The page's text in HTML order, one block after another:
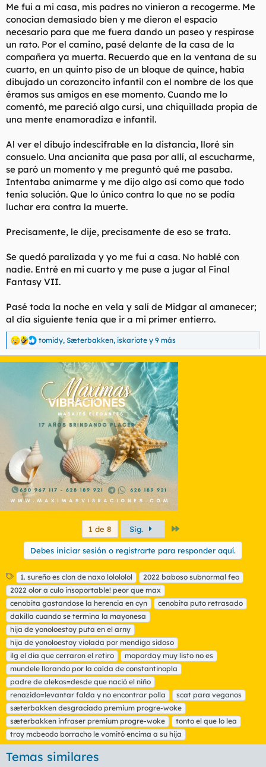
Me fui a mi casa, mis padres no vinieron a recogerme. Me
conocían demasiado bien y me dieron el espacio
necesario para que me fuera dando un paseo y respirase
un rato. Por el camino, pasé delante de la casa de la
compañera ya muerta. Recuerdo que en la ventana de su
cuarto, en un quinto piso de un bloque de quince, había
dibujado un corazoncito infantil con el nombre de los que
éramos sus amigos en ese momento. Cuando me lo
comentó, me pareció algo cursi, una chiquillada propia de
una mente enamoradiza e infantil.
Al ver el dibujo indescifrable en la distancia, lloré sin
consuelo. Una ancianita que pasa por allí, al escucharme,
se paró un momento y me preguntó qué me pasaba.
Intentaba animarme y me dijo algo así como que todo
tenía solución. Que lo único contra lo que no se podía
luchar era contra la muerte.
Precisamente, le dije, precisamente de eso se trata.
Se quedó paralizada y yo me fui a casa. No hablé con
nadie. Entré en mi cuarto y me puse a jugar al Final
Fantasy VII.
Pasé toda la noche en vela y salí de Midgar al amanecer;
al día siguiente tenía que ir a mi primer entierro.
R
e
a
tomidy, Sæterbakken, iskariote y 9 más
1 de 8 Sig.
Debes iniciar sesión o registrarte para responder aquí.
E
t
i
q
u
e
t
a
s
1. sureño es clon de naxo lolololol
2022 baboso subnormal feo
2022 olor a culo insoportable! peor que max
cenobita gastandose la herencia en cyn
cenobita puto retrasado
dakilla cuando se termina la mayonesa
hija de yonoloestoy puta en el arny
hija de yonoloestoy violada por mendigo sidoso
ilg el dia que cerraron el retiro
moporday muy listo no es
mundele llorando por la caída de constantinopla
padre de alekos=desde que nació el niño
renazido=levantar falda y no encontrar polla
scat para veganos
sæterbakken desgraciado premium progre-woke
sæterbakken infraser premium progre-woke
tonto el que lo lea
troy mcbeodo borracho le vomitó encima a su hija
Temas similares